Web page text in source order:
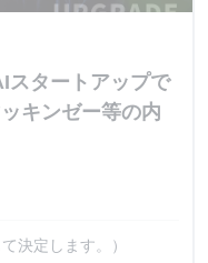
スタートアップで
キンゼー等の内
決定します。）